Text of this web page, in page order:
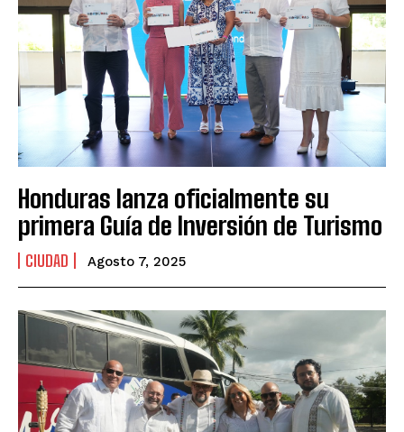
Honduras lanza oficialmente su
primera Guía de Inversión de Turismo
CIUDAD Agosto 7, 2025